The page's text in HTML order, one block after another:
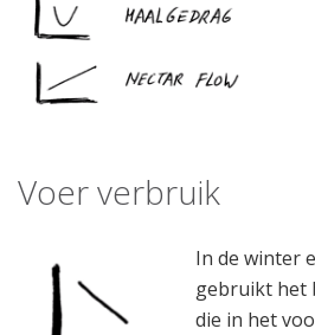
Voer verbruik
In de winter
gebruikt het
die in het